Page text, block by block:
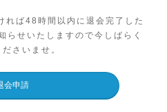
れば48時間以内に退会完了した
らせいたしますので今しばらく
さいませ。